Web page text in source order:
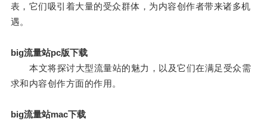
表，它们吸引着大量的受众群体，为内容创作者带来诸多机
遇。
big流量站pc版下载
本文将探讨大型流量站的魅力，以及它们在满足受众需
求和内容创作方面的作用。
big流量站mac下载